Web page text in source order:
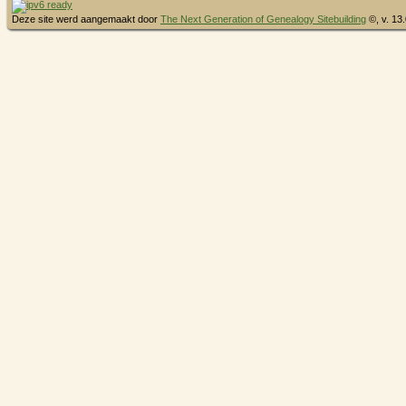
Deze site werd aangemaakt door The Next Generation of Genealogy Sitebuilding ©, v.